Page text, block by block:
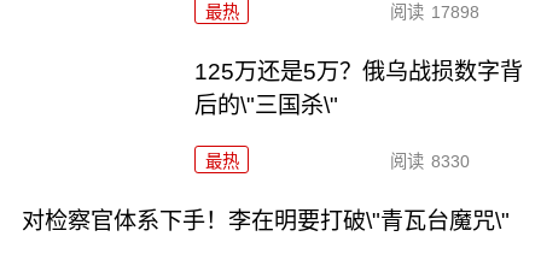
最热 阅读 17898
125万还是5万？俄乌战损数字背
后的\"三国杀\"
最热 阅读 8330
对检察官体系下手！李在明要打破\"青瓦台魔咒\"